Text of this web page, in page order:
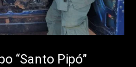
“Santo Pipó”